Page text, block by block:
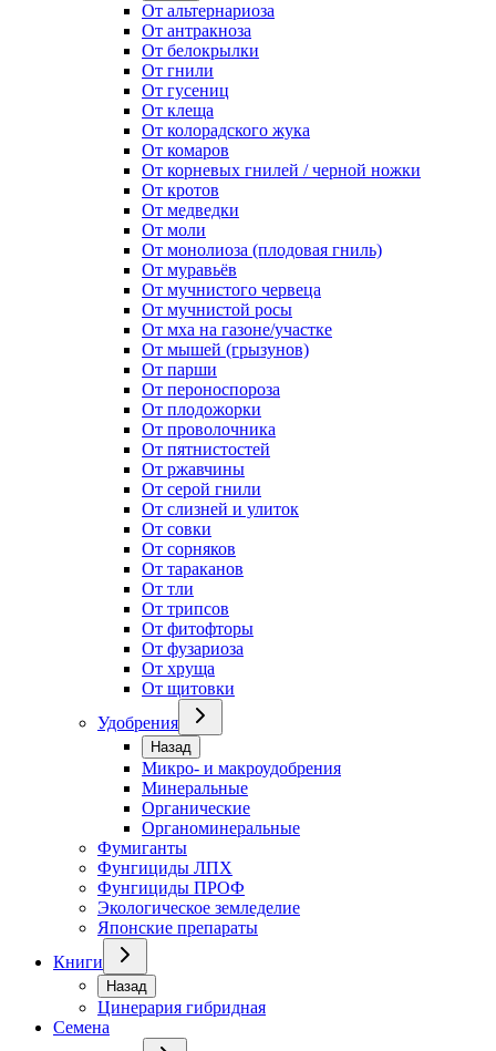
От альтернариоза
От антракноза
От белокрылки
От гнили
От гусениц
От клеща
От колорадского жука
От комаров
От корневых гнилей / черной ножки
От кротов
От медведки
От моли
От монолиоза (плодовая гниль)
От муравьёв
От мучнистого червеца
От мучнистой росы
От мха на газоне/участке
От мышей (грызунов)
От парши
От пероноспороза
От плодожорки
От проволочника
От пятнистостей
От ржавчины
От серой гнили
От слизней и улиток
От совки
От сорняков
От тараканов
От тли
От трипсов
От фитофторы
От фузариоза
От хруща
От щитовки
Удобрения
Назад
Микро- и макроудобрения
Минеральные
Органические
Органоминеральные
Фумиганты
Фунгициды ЛПХ
Фунгициды ПРОФ
Экологическое земледелие
Японские препараты
Книги
Назад
Цинерария гибридная
Семена